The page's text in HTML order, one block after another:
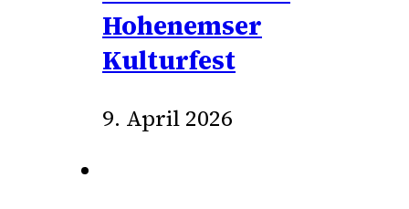
Hohenemser
Kulturfest
9. April 2026